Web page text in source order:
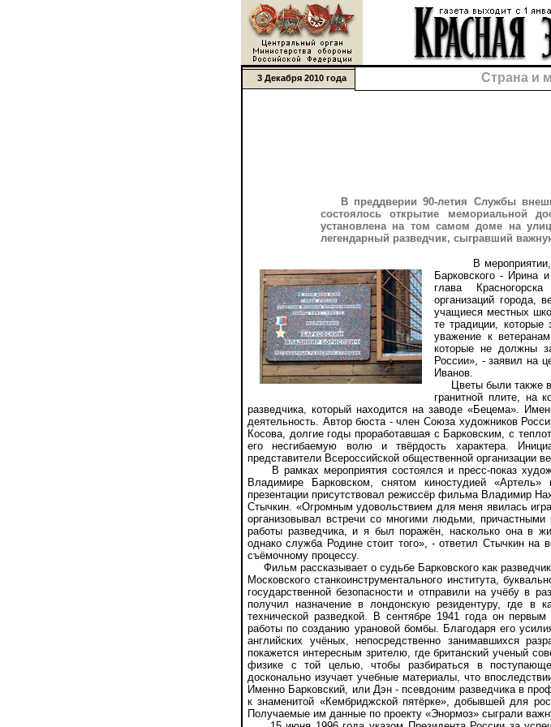
3 Декабря 2010 года Страна и
В преддверии 90-летия Службы
состоялось открытие мемориальной
установлена на том самом доме на
легендарный разведчик, сыгравший
В мероприятии,
Барковского - Ирина
глава
организаций города,
учащиеся местных
те традиции,
уважение к
которые не должны
России», - заявил на
Иванов.
Цветы были также
гранитной плите, на
разведчика, который находится на заводе «Бецема».
деятельность. Автор бюста - член Союза художников
Косова, долгие годы проработавшая с Барковским, с
его несгибаемую волю и твёрдость характера.
представители Всероссийской общественной организации
В рамках мероприятия состоялся и пресс-показ
Владимире Барковском, снятом киностудией
презентации присутствовал режиссёр фильма Владимир
Стычкин. «Огромным удовольствием для меня явилась
организовывал встречи со многими людьми,
работы разведчика, и я был поражён, насколько она в
однако служба Родине стоит того», - ответил Стычкин на
съёмочному процессу.
Фильм рассказывает о судьбе Барковского как
Московского станкоинструментального института,
государственной безопасности и отправили на учёбу в
получил назначение в лондонскую резидентуру, где в
технической разведкой. В сентябре 1941 года он
работы по созданию урановой бомбы. Благодаря его
английских учёных, непосредственно занимавшихся
покажется интересным зрителю, где британский ученый
физике с той целью, чтобы разбираться в
досконально изучает учебные материалы, что
Именно Барковский, или Дэн - псевдоним разведчика в
к знаменитой «Кембриджской пятёрке», добывшей для
Получаемые им данные по проекту «Энормоз» сыграли